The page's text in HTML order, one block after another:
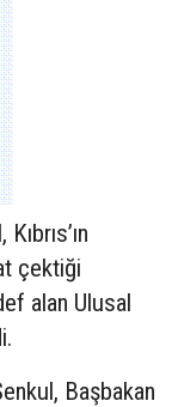
çektiği
alan Ulusal
Başbakan